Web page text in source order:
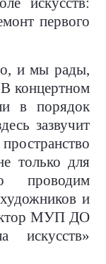
первого
и мы рады,
В концертном
в порядок
зазвучит
только для
проводим
и
МУП ДО
искусств»